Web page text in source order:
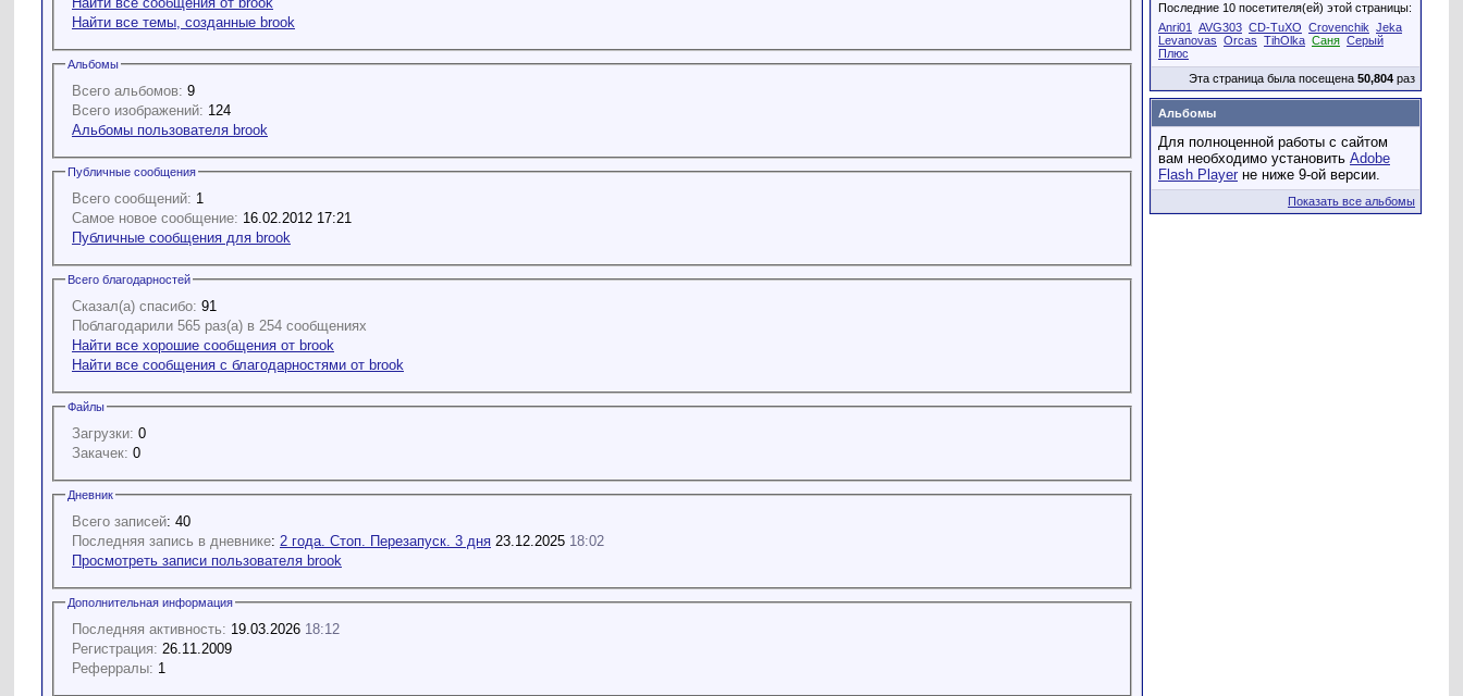
Найти все темы, созданные brook
Альбомы
Всего альбомов: 9
Всего изображений: 124
Альбомы пользователя brook
Публичные сообщения
Всего сообщений: 1
Самое новое сообщение: 16.02.2012 17:21
Публичные сообщения для brook
Всего благодарностей
Сказал(а) спасибо: 91
Поблагодарили 565 раз(а) в 254 сообщениях
Найти все хорошие сообщения от brook
Найти все сообщения с благодарностями от brook
Файлы
Загрузки: 0
Закачек: 0
Дневник
Всего записей: 40
Последняя запись в дневнике: 2 года. Стоп. Перезапуск. 3 дня 23.12.2025 18:02
Просмотреть записи пользователя brook
Дополнительная информация
Последняя активность: 19.03.2026 18:12
Регистрация: 26.11.2009
Реферралы: 1
акваскейп
Последние 10 посетителя(ей) этой страницы:
Anri01
AVG303 CD-TuXO Crovenchik Jeka
Levanovas Orcas TihOlka Саня Серый
Плюс
Эта страница была посещена 50,804 раз
Альбомы
Для полноценной работы с сайтом
вам необходимо установить Adobe
Flash Player не ниже 9-ой версии.
Показать все альбомы